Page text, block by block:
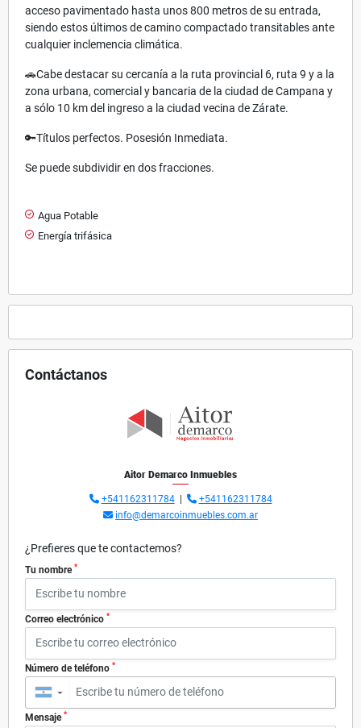
acceso pavimentado hasta unos 800 metros de su entrada,
siendo estos últimos de camino compactado transitables ante
cualquier inclemencia climática.
🚗Cabe destacar su cercanía a la ruta provincial 6, ruta 9 y a la
zona urbana, comercial y bancaria de la ciudad de Campana y
a sólo 10 km del ingreso a la ciudad vecina de Zárate.
🔑Títulos perfectos. Posesión Inmediata.
Se puede subdividir en dos fracciones.
Agua Potable
Energía trifásica
Contáctanos
Aitor Demarco Inmuebles
+541162311784|
+541162311784
info@demarcoinmuebles.com.ar
¿Prefieres que te contactemos?
Tu nombre *
Correo electrónico *
Número de teléfono *
▼
Mensaje *